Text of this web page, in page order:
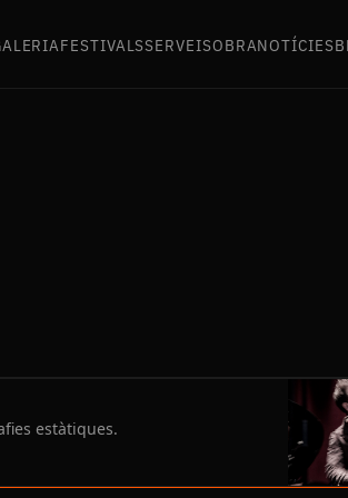
FESTIVALSSERVEISOBRANOTÍCIES
estàtiques.